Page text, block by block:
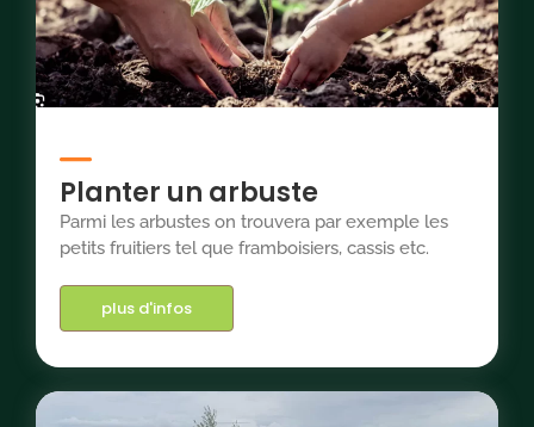
Planter un arbuste
Parmi les arbustes on trouvera par exemple les
petits fruitiers tel que framboisiers, cassis etc.
plus d'infos